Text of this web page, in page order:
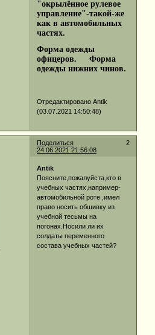
"окрылённое рулевое
управление"-такой-же
как в автомобильных
частях.
Форма одежды
офицеров.
Форма
одежды нижних чинов.
Отредактировано Antik
(03.07.2021 14:50:48)
Поделиться
2
24.06.2021 21:56:08
Antik
Поясните,пожалуйста,кто в
учебных частях,например-
автомобильной роте ,имел
право носить обшивку из
учебной тесьмы на
погонах.Носили ли их
солдаты переменного
состава учебных частей?